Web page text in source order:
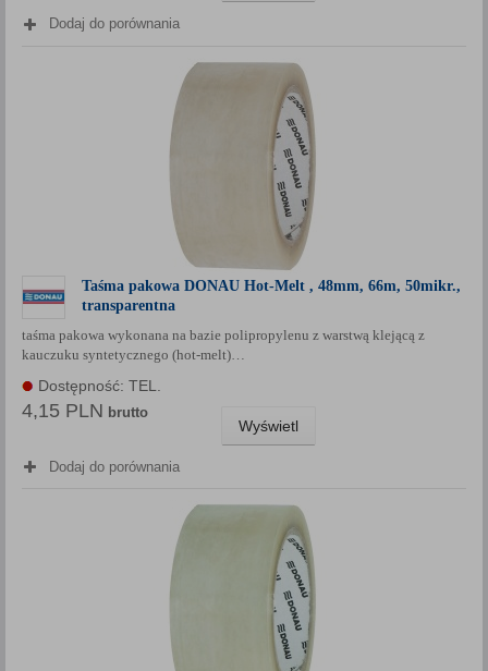
Dodaj do porównania
Taśma pakowa DONAU Hot-Melt , 48mm, 66m, 50mikr.,
transparentna
taśma pakowa wykonana na bazie polipropylenu z warstwą klejącą z
kauczuku syntetycznego (hot-melt)…
Dostępność: TEL.
4,15 PLN brutto
Wyświetl
Dodaj do porównania